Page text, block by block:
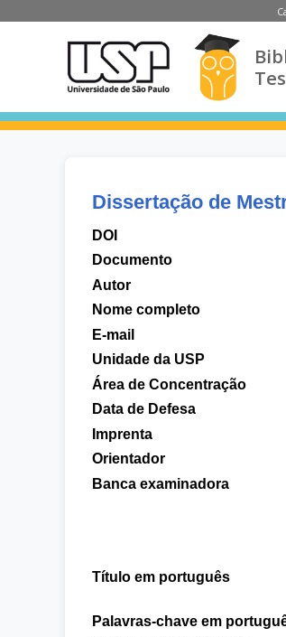
Dissertação de
DOI
Documento
Autor
Nome completo
E-mail
Unidade da USP
Área de Concentração
Data de Defesa
Imprenta
Orientador
Banca examinadora
Título em português
Palavras-chave em